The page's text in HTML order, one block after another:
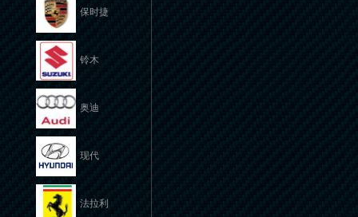
保时捷
铃木
奥迪
现代
法拉利